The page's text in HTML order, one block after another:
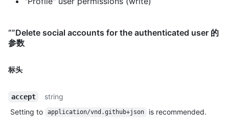
“”Delete social accounts for the authenticated user 的
参数
标头
accept
string
Setting to
application/vnd.github+json is recommended.